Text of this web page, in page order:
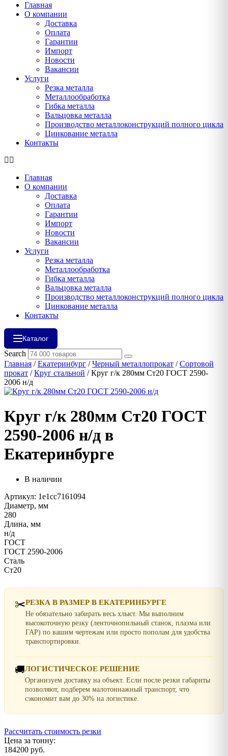
Главная
О компании
Доставка
Оплата
Гарантии
Импорт
Новости
Вакансии
Услуги
Резка металла
Металлообработка
Гибка металла
Вальцовка металла
Производство металлоконструкций полного цикла
Цинкование металла
Контакты
Главная
О компании
Доставка
Оплата
Гарантии
Импорт
Новости
Вакансии
Услуги
Резка металла
Металлообработка
Гибка металла
Вальцовка металла
Производство металлоконструкций полного цикла
Цинкование металла
Контакты
Каталог
Search
Главная /Екатеринбург /Черный металлопрокат /Сортовой
прокат /Круг стальной / Круг г/к 280мм Ст20 ГОСТ 2590-
2006 н/д
Круг г/к 280мм Ст20 ГОСТ
2590-2006 н/д в
Екатеринбурге
В наличии
Артикул: 1e1cc7161094
Диаметр, мм
280
Длина, мм
н/д
ГОСТ
ГОСТ 2590-2006
Сталь
Ст20
✂️РЕЗКА В РАЗМЕР В ЕКАТЕРИНБУРГЕ
Не обязательно забирать весь хлыст. Мы выполним
высокоточную резку (ленточнопильный станок, плазма или
ГАР) по вашим чертежам или просто пополам для удобства
транспортировки.
🚚ЛОГИСТИЧЕСКОЕ РЕШЕНИЕ
Организуем доставку на объект. Если после резки габариты
позволяют, подберем малотоннажный транспорт, что
сэкономит вам до 30% на логистике.
Рассчитать стоимость резки
Цена за тонну:
184200 руб.